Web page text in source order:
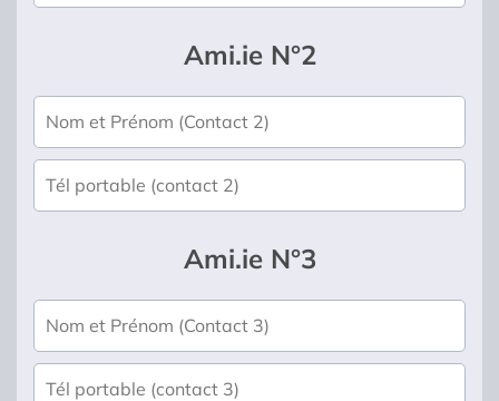
Ami.ie N°2
Ami.ie N°3